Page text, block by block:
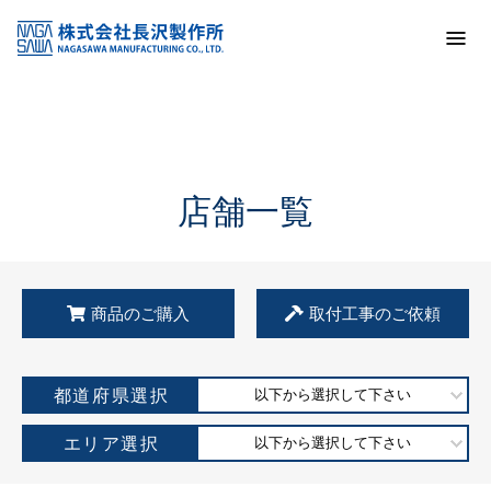
KSS加盟店・取扱店情報
店舗一覧
店舗一覧
商品のご購入 取付工事のご依頼
都道府県選択 以下から選択して下さい
エリア選択 以下から選択して下さい